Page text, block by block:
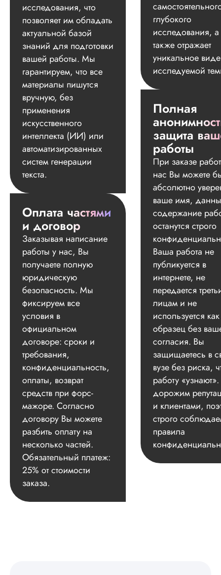
исследования, что
позволяет им обладать
актуальной базой
знаний для подготовки
вашей работы. Мы
гарантируем, что все
материалы пишутся
вручную, без
применения
искусственного
интеллекта (ИИ) или
автоматизированных
систем генерации
текста.
Оплата частями
и договор
Заказывая написание
работы у нас, Вы
получаете полную
юридическую
безопасность. Мы
фиксируем все
условия в
официальном
договоре: сроки и
требования,
конфиденциальность,
оплаты, возврат
средств при форс-
мажоре. Согласно
договору Вы можете
разбить оплату на
несколько частей.
Обязательный платеж:
25% от стоимости
заказа.
глубокого
исследования, а
также отражает
уникальное
исследуемой
Полная
защита
работы
При заказе
нас Вы можете
абсолютно
ваше имя,
содержание
останутся строго
Ваша работа не
публикуется в
интернете, не
передается
лицам и не
используется как
образец без
согласия. Вы
защищаетесь в
вузе без риска,
работу
дорожим
и клиентами,
строго
правила